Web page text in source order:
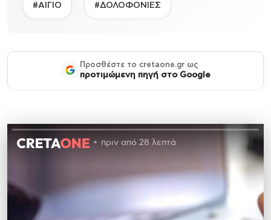
#ΑΙΓΙΟ #ΔΟΛΟΦΟΝΙΕΣ
Προσθέστε το cretaone.gr ως
προτιμώμενη πηγή στο Google
πριν από 28 λεπτά